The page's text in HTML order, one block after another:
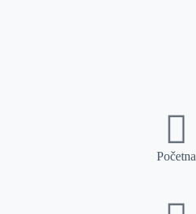
Početna